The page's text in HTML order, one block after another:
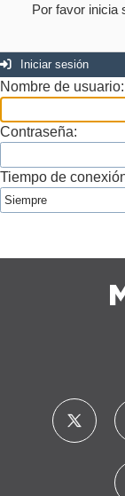
Por favor inicia
Iniciar sesión
Nombre de usuario:
Contraseña:
Tiempo de